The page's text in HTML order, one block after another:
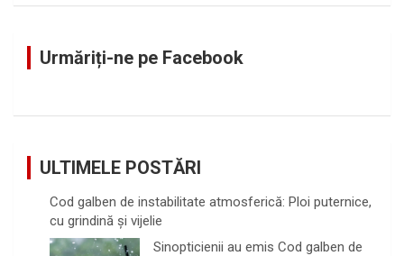
Urmăriți-ne pe Facebook
ULTIMELE POSTĂRI
Cod galben de instabilitate atmosferică: Ploi puternice,
cu grindină și vijelie
Sinopticienii au emis Cod galben de